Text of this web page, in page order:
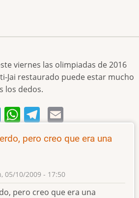
viernes las olimpiadas de 2016
Jai restaurado puede estar mucho
los dedos.
LinkedIn
WhatsApp
Telegram
pero creo que era una
05/10/2009 - 17:50
pero creo que era una